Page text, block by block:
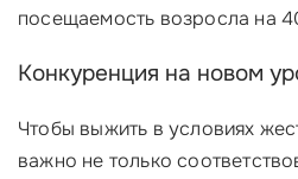
посещаемость возросла на
Конкуренция на новом
Чтобы выжить в условиях
важно не только